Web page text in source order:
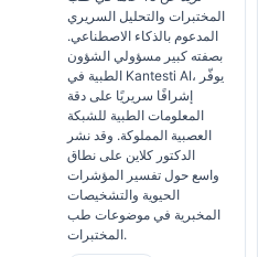
المختبرات والتحليل السريري
المدعوم بالذكاء الاصطناعي.
بصفته كبير مسؤولي الشؤون
الطبية في Kantesti AI، يوفّر
إشرافًا سريريًا على دقة
المعلومات الطبية للشبكة
العصبية المملوكة. وقد نشر
الدكتور كلاين على نطاق
واسع حول تفسير المؤشرات
الحيوية والتشخيصات
المخبرية في موضوعات طب
المختبرات.